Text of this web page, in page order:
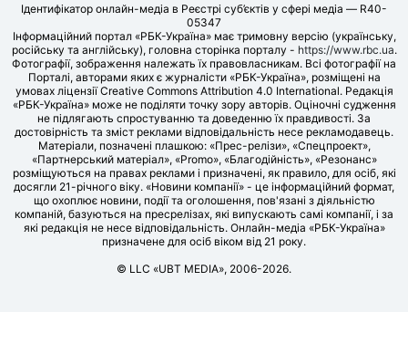
Ідентифікатор онлайн-медіа в Реєстрі суб’єктів у сфері медіа — R40-
05347
Інформаційний портал «РБК-Україна» має тримовну версію (українську,
російську та англійську), головна сторінка порталу - https://www.rbc.ua.
Фотографії, зображення належать їх правовласникам. Всі фотографії на
Порталі, авторами яких є журналісти «РБК-Україна», розміщені на
умовах ліцензії Creative Commons Attribution 4.0 International. Редакція
«РБК-Україна» може не поділяти точку зору авторів. Оціночні судження
не підлягають спростуванню та доведенню їх правдивості. За
достовірність та зміст реклами відповідальність несе рекламодавець.
Матеріали, позначені плашкою: «Прес-релізи», «Спецпроект»,
«Партнерський матеріал», «Promo», «Благодійність», «Резонанс»
розміщуються на правах реклами і призначені, як правило, для осіб, які
досягли 21-річного віку. «Новини компанії» - це інформаційний формат,
що охоплює новини, події та оголошення, пов'язані з діяльністю
компаній, базуються на пресрелізах, які випускають самі компанії, і за
які редакція не несе відповідальність. Онлайн-медіа «РБК-Україна»
призначене для осіб віком від 21 року.
© LLC «UBT MEDIA», 2006-2026.